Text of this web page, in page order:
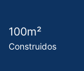
100m²
Construidos